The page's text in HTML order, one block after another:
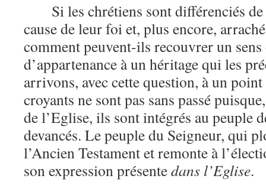
Si les chrétiens sont différenciés
cause de leur foi et, plus encore,
comment peuvent-ils recouvrer un sens
d’appartenance à un héritage qui les
arrivons, avec cette question, à un
croyants ne sont pas sans passé
de l’Eglise, ils sont intégrés au peuple
devancés. Le peuple du Seigneur, qui
l’Ancien Testament et remonte à
son expression présentedans l’Eglise.